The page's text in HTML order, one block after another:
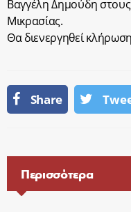
Βαγγέλη Δημούδη
Μικρασίας.
Θα διενεργηθεί κλήρωση
Share
Περισσότερα